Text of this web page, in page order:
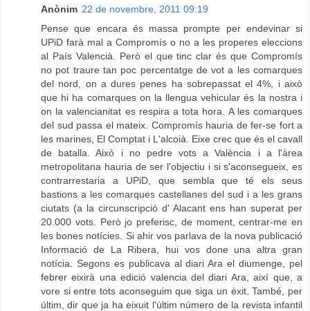
Anònim 22 de novembre, 2011 09:19
Pense que encara és massa prompte per endevinar si
UPiD farà mal a Compromís o no a les properes eleccions
al País Valencià. Però el que tinc clar és que Compromís
no pot traure tan poc percentatge de vot a les comarques
del nord, on a dures penes ha sobrepassat el 4%, i això
que hi ha comarques on la llengua vehicular és la nostra i
on la valencianitat es respira a tota hora. A les comarques
del sud passa el mateix. Compromís hauria de fer-se fort a
les marines, El Comptat i L'alcoià. Eixe crec que és el cavall
de batalla. Això i no pedre vots a València i a l'àrea
metropolitana hauria de ser l'objectiu i si s'aconsegueix, es
contrarrestaria a UPiD, que sembla que té els seus
bastions a les comarques castellanes del sud i a les grans
ciutats (a la circunscripció d' Alacant ens han superat per
20.000 vots. Però jo preferisc, de moment, centrar-me en
les bones notícies. Si ahir vos parlava de la nova publicació
Informació de La Ribera, hui vos done una altra gran
notícia. Segons es publicava al diari Ara el diumenge, pel
febrer eixirà una edició valencia del diari Ara, així que, a
vore si entre tots aconseguim que siga un èxit. També, per
últim, dir que ja ha eixuit l'últim número de la revista infantil